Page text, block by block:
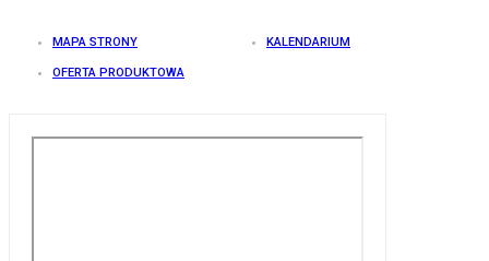
MAPA STRONY KALENDARIUM
OFERTA PRODUKTOWA